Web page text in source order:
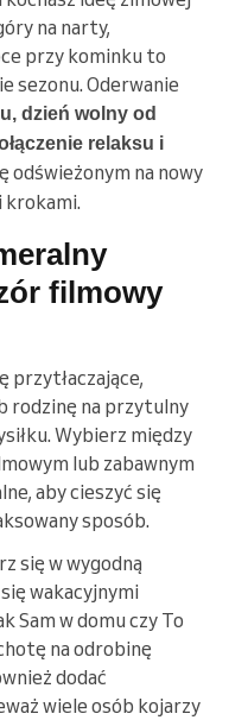
na narty,
przy kominku to
sezonu. Oderwanie
dzień wolny od
relaksu i
odświeżonym na nowy
krokami.
filmowy
przytłaczające,
rodzinę na przytulny
Wybierz między
lub zabawnym
aby cieszyć się
sposób.
się w wygodną
wakacyjnymi
Sam w domu czy To
na odrobinę
dodać
wiele osób kojarzy